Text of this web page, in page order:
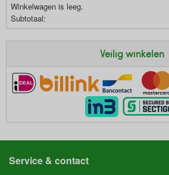
Winkelwagen is leeg.
Subtotaal:
Veilig winkelen
Service & contact